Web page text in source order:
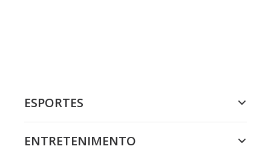
ESPORTES
ENTRETENIMENTO